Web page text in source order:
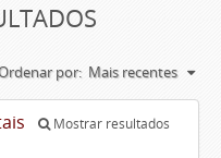
por: Mais recentes
Mostrar resultados